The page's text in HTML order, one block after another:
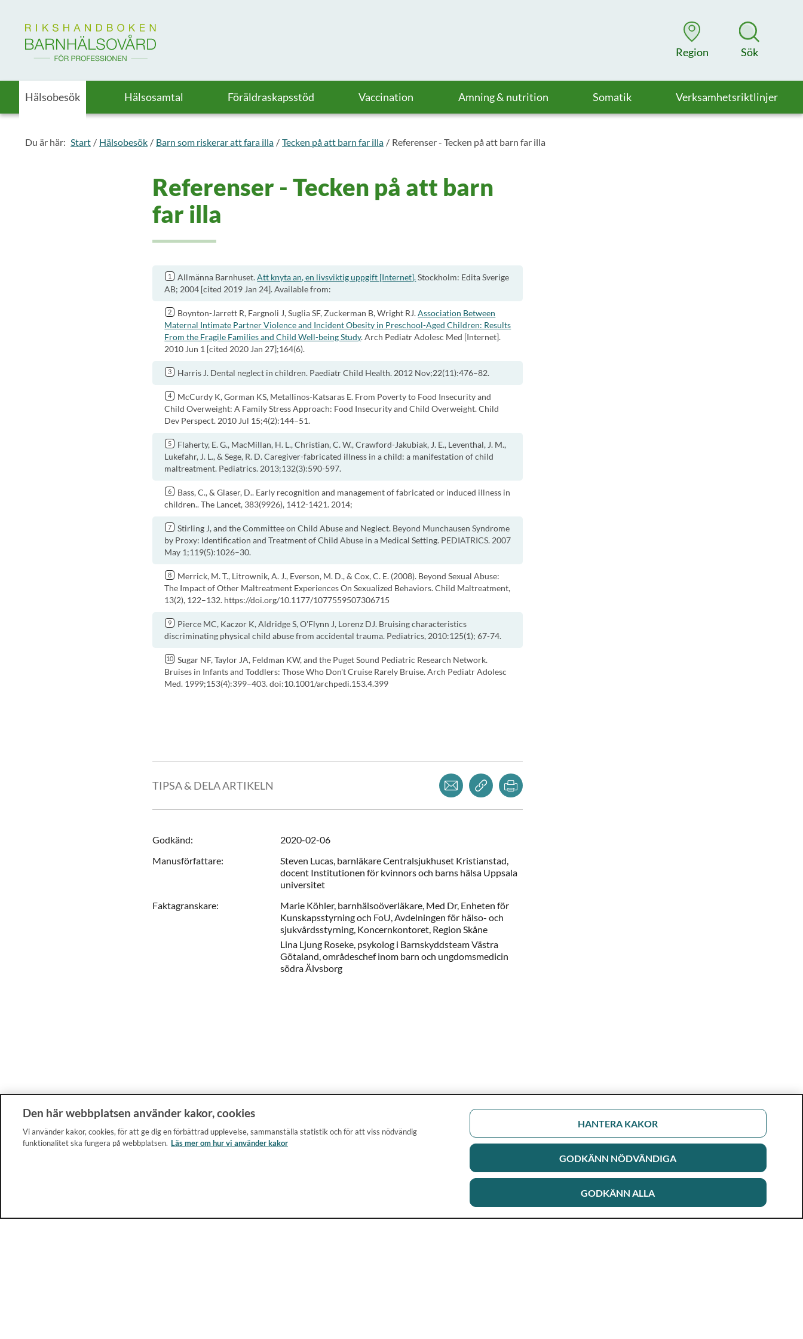
Till startsidan för Rikshandboken i barnhälsovård
Region Sök
Hälsobesök Hälsosamtal Föräldraskapsstöd Vaccination Amning & nutrition Somatik Verksamhetsriktlinjer
Du är här: Start Hälsobesök Barn som riskerar att fara illa Tecken på att barn far illa Referenser - Tecken på att barn far illa
Referenser - Tecken på att barn
far illa
Allmänna Barnhuset.Att knyta an, en livsviktig uppgift [Internet].Stockholm: Edita Sverige
AB; 2004 [cited 2019 Jan 24]. Available from:
Boynton-Jarrett R, Fargnoli J, Suglia SF, Zuckerman B, Wright RJ.Association Between
Maternal Intimate Partner Violence and Incident Obesity in Preschool-Aged Children: Results
From the Fragile Families and Child Well-being Study. Arch Pediatr Adolesc Med [Internet].
2010 Jun 1 [cited 2020 Jan 27];164(6).
Harris J. Dental neglect in children. Paediatr Child Health. 2012 Nov;22(11):476–82.
McCurdy K, Gorman KS, Metallinos-Katsaras E. From Poverty to Food Insecurity and
Child Overweight: A Family Stress Approach: Food Insecurity and Child Overweight. Child
Dev Perspect. 2010 Jul 15;4(2):144–51.
Flaherty, E. G., MacMillan, H. L., Christian, C. W., Crawford-Jakubiak, J. E., Leventhal, J. M.,
Lukefahr, J. L., & Sege, R. D. Caregiver-fabricated illness in a child: a manifestation of child
maltreatment. Pediatrics. 2013;132(3):590-597.
Bass, C., & Glaser, D.. Early recognition and management of fabricated or induced illness in
children.. The Lancet, 383(9926), 1412-1421. 2014;
Stirling J, and the Committee on Child Abuse and Neglect. Beyond Munchausen Syndrome
by Proxy: Identification and Treatment of Child Abuse in a Medical Setting. PEDIATRICS. 2007
May 1;119(5):1026–30.
Merrick, M. T., Litrownik, A. J., Everson, M. D., & Cox, C. E. (2008). Beyond Sexual Abuse:
The Impact of Other Maltreatment Experiences On Sexualized Behaviors. Child Maltreatment,
13(2), 122–132. https://doi.org/10.1177/1077559507306715
Pierce MC, Kaczor K, Aldridge S, O'Flynn J, Lorenz DJ. Bruising characteristics
discriminating physical child abuse from accidental trauma. Pediatrics, 2010:125(1); 67-74.
Sugar NF, Taylor JA, Feldman KW, and the Puget Sound Pediatric Research Network.
Bruises in Infants and Toddlers: Those Who Don't Cruise Rarely Bruise. Arch Pediatr Adolesc
Med. 1999;153(4):399–403. doi:10.1001/archpedi.153.4.399
TIPSA & DELA ARTIKELN
Dela via mejlKopiera länk
Godkänd:
2020-02-06
Manusförfattare: Steven Lucas, barnläkare Centralsjukhuset Kristianstad,
docent Institutionen för kvinnors och barns hälsa Uppsala
universitet
Faktagranskare: Marie Köhler, barnhälsoöverläkare, Med Dr, Enheten för
Kunskapsstyrning och FoU, Avdelningen för hälso- och
sjukvårdsstyrning, Koncernkontoret, Region Skåne
Lina Ljung Roseke, psykolog i Barnskyddsteam Västra
Götaland,områdeschef inom barn och ungdomsmedicin
södra Älvsborg
Den här webbplatsen använder kakor, cookies
Vi använder kakor, cookies, för att ge dig en förbättrad upplevelse, sammanställa statistik och för att viss nödvändig
funktionalitet ska fungera på webbplatsen. Läs mer om hur vi använder kakor
HANTERA KAKOR
GODKÄNN NÖDVÄNDIGA
GODKÄNN ALLA